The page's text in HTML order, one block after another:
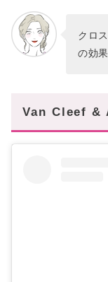
クロ
の効
Van Cleef &